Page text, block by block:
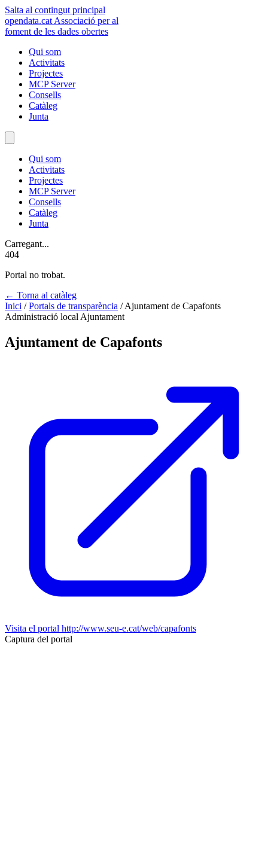
Salta al contingut principal
opendata.cat Associació per al
foment de les dades obertes
Qui som
Activitats
Projectes
MCP Server
Consells
Catàleg
Junta
Qui som
Activitats
Projectes
MCP Server
Consells
Catàleg
Junta
Carregant...
404
Portal no trobat.
← Torna al catàleg
Inici / Portals de transparència / Ajuntament de Capafonts
Administració local Ajuntament
Ajuntament de Capafonts
Visita el portal http://www.seu-e.cat/web/capafonts
Captura del portal